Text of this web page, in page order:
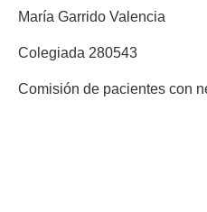
María Garrido Valencia
Colegiada 280543
Comisión de pacientes con